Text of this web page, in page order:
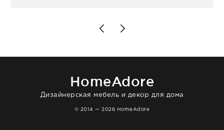
Позже заказывала остальные приборы -
доставили сдэком на следующий день к
отвечает очень быстро. Взаимодействием
HomeAdore
Дизайнерская мебель и декор для дома
© 2014 — 2026 HomeAdore